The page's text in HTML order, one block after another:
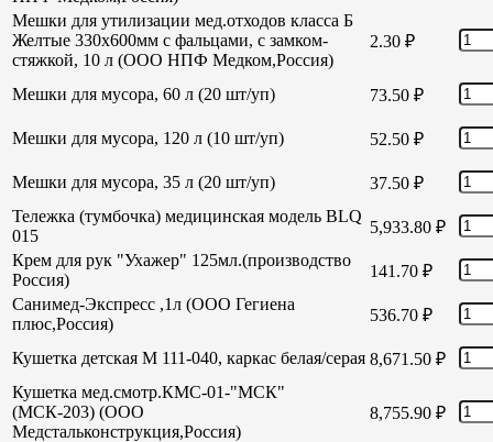
Мешки для утилизации мед.отходов класса Б
Желтые 330х600мм с фальцами, с замком-
стяжкой, 10 л (ООО НПФ Медком,Россия)
2.30 ₽
Мешки для мусора, 60 л (20 шт/уп) 73.50 ₽
Мешки для мусора, 120 л (10 шт/уп) 52.50 ₽
Мешки для мусора, 35 л (20 шт/уп) 37.50 ₽
Тележка (тумбочка) медицинская модель BLQ
015
5,933.80 ₽
Крем для рук "Ухажер" 125мл.(производство
Россия)
141.70 ₽
Санимед-Экспресс ,1л (ООО Гегиена
плюс,Россия)
536.70 ₽
Кушетка детская М 111-040, каркас белая/серая 8,671.50 ₽
Кушетка мед.смотр.КМС-01-"МСК"
(МСК-203) (ООО
Медстальконструкция,Россия)
8,755.90 ₽